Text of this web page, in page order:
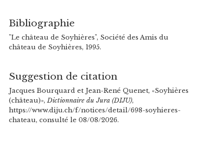
Bibliographie
"Le château de Soyhières", Société des Amis du
château de Soyhières, 1995.
Suggestion de citation
Jacques Bourquard et Jean-René Quenet, «Soyhières
(château)»,Dictionnaire du Jura (DIJU),
https://www.diju.ch/f/notices/detail/698-soyhieres-
chateau, consulté le 08/08/2026.